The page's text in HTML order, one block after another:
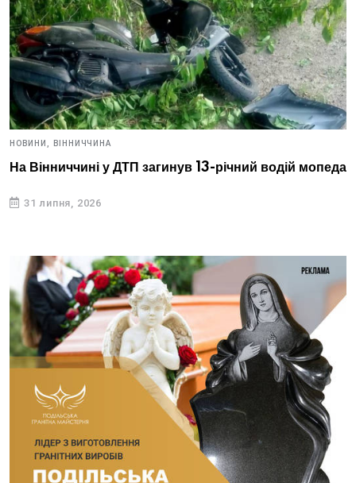
НОВИНИ, ВІННИЧЧИНА
На Вінниччині у ДТП загинув 13-річний водій мопеда
31 липня, 2026